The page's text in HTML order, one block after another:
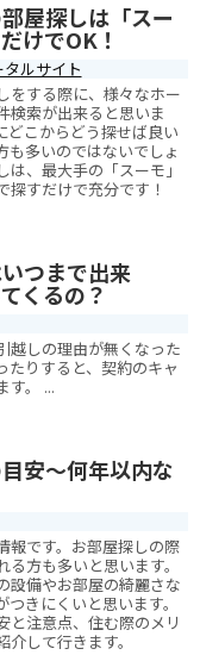
屋探しは「スー
けでOK！
タルサイト
をする際に、様々なホー
検索が出来ると思いま
どこからどう探せば良い
も多いのではないでしょ
、最大手の「スーモ」
探すだけで充分です！
つまで出来
くるの？
越しの理由が無くなった
たりすると、契約のキャ
す。 ...
安～何年以内な
報です。お部屋探しの際
方も多いと思います。
設備やお部屋の綺麗さな
きにくいと思います。
と注意点、住む際のメリ
して行きます。